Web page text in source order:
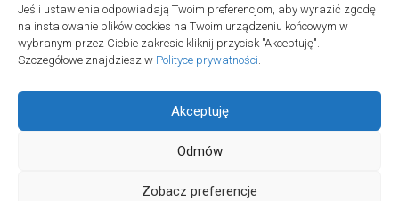
Jeśli ustawienia odpowiadają Twoim preferencjom, aby wyrazić zgodę
na instalowanie plików cookies na Twoim urządzeniu końcowym w
wybranym przez Ciebie zakresie kliknij przycisk "Akceptuję".
Szczegółowe znajdziesz w Polityce prywatności.
Akceptuję
Odmów
Zobacz preferencje